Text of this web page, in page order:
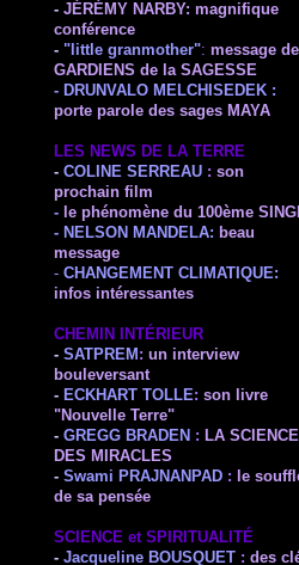
- JÉRÉMY NARBY: magnifique
conférence
- "little granmother": message
GARDIENS de la SAGESSE
- DRUNVALO MELCHISEDEK :
porte parole des sages MAYA
LES NEWS DE LA TERRE
- COLINE SERREAU : son
prochain film
- le phénomène du 100ème
- NELSON MANDELA: beau
message
- CHANGEMENT CLIMATIQUE:
infos intéressantes
CHEMIN INTÉRIEUR
- SATPREM : un interview
bouleversant
- ECKHART TOLLE: son livre
"Nouvelle Terre"
- GREGG BRADEN : LA SCIENCE
DES MIRACLES
- Swami PRAJNANPAD :
le
de sa pensée
SCIENCE et SPIRITUALITÉ
- Jacqueline BOUSQUET : des